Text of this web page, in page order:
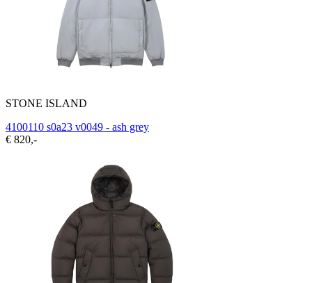
STONE ISLAND
4100110 s0a23 v0049 - ash grey
€ 820,-